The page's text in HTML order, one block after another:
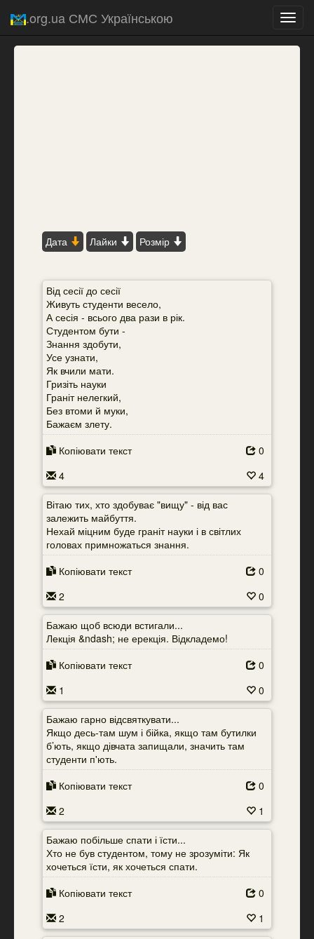
.org.ua СМС Українською
Дата Лайки Розмір
Від сесії до сесії
Живуть студенти весело,
А сесія - всього два рази в рік.
Студентом бути -
Знання здобути,
Усе узнати,
Як вчили мати.
Гризіть науки
Граніт нелегкий,
Без втоми й муки,
Бажаєм злету.
Копіювати текст
0
4
4
Вітаю тих, хто здобуває "вищу" - від вас
залежить майбуття.
Нехай міцним буде граніт науки і в світлих
головах примножаться знання.
Копіювати текст
0
2
0
Бажаю щоб всюди встигали...
Лекція &ndash; не ерекція. Відкладемо!
Копіювати текст
0
1
0
Бажаю гарно відсвяткувати...
Якщо десь-там шум і бійка, якщо там бутилки
б’ють, якщо дівчата запищали, значить там
студенти п'ють.
Копіювати текст
0
2
1
Бажаю побільше спати і їсти...
Хто не був студентом, тому не зрозуміти: Як
хочеться їсти, як хочеться спати.
Копіювати текст
0
2
1